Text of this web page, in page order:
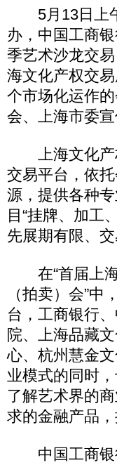
5月13日上午
办，中国工商
季艺术沙龙交
海文化产权交
个市场化运作
会、上海市委
上海文化产
交易平台，依
源，提供各种
目“挂牌、加工
先展期有限、
在“首届上海
（拍卖）会”
台，工商银行
院、上海品藏
心、杭州慧金
业模式的同时
了解艺术界的
求的金融产品
中国工商银